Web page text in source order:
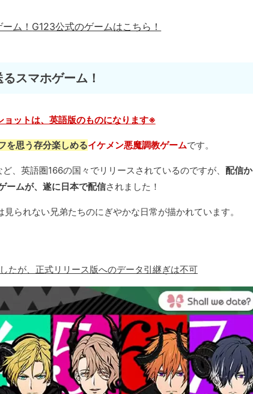
ム！ G123公式のゲームはこちら！
スマホゲーム！
ットは、英語版のものになります※
を思う存分楽しめるイケメン悪魔調教ゲームです。
、英語圏166の国々でリリースされているのですが、 配信か
ームが、遂に日本で配信されました！
られない兄弟たちのにぎやかな日常が描かれています。
たが、正式リリース版へのデータ引継ぎは不可